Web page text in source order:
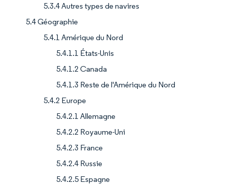
5.3.4 Autres types de navires
5.4 Géographie
5.4.1 Amérique du Nord
5.4.1.1 États-Unis
5.4.1.2 Canada
5.4.1.3 Reste de l'Amérique du Nord
5.4.2 Europe
5.4.2.1 Allemagne
5.4.2.2 Royaume-Uni
5.4.2.3 France
5.4.2.4 Russie
5.4.2.5 Espagne